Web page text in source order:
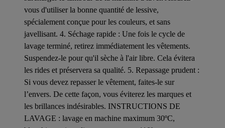
vous d'utiliser la bonne quantité de lessive,
spécialement conçue pour les couleurs, et sans
javellisant. 4. Séchage rapide : Une fois le cycle de
lavage terminé, retirez immédiatement les vêtements.
Suspendez-le pour qu'il sèche à l'air libre. Cela évitera
les rides et préservera sa qualité. 5. Repassage prudent :
Si vous devez repasser le vêtement, faites-le sur
l’envers. De cette façon, vous éviterez les marques et
les brillances indésirables. INSTRUCTIONS DE
LAVAGE : lavage en machine maximum 30ºC,